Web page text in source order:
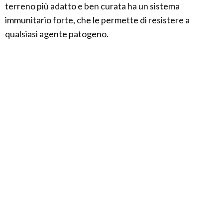
terreno più adatto e ben curata ha un sistema
immunitario forte, che le permette di resistere a
qualsiasi agente patogeno.